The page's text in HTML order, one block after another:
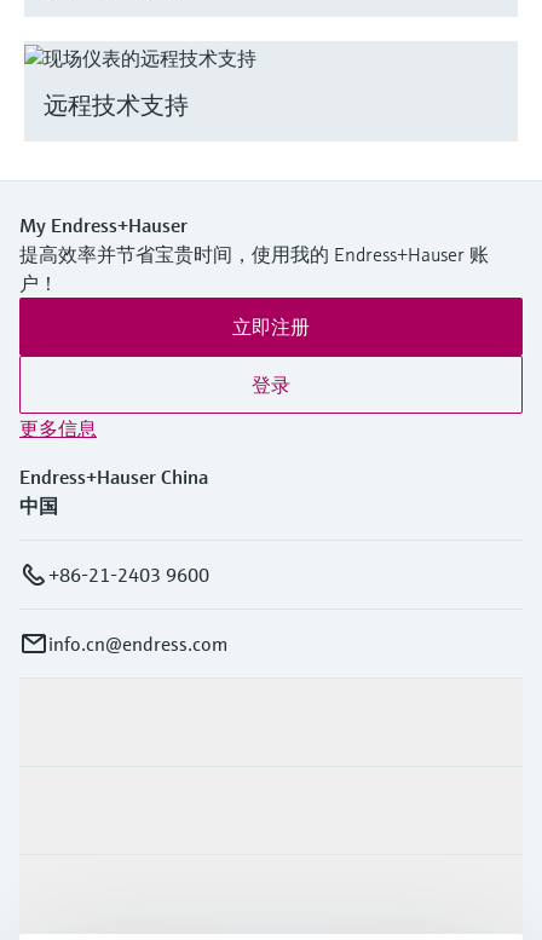
远程技术支持
My Endress+Hauser
提高效率并节省宝贵时间，使用我的 Endress+Hauser 账
户！
立即注册
登录
更多信息
Endress+Hauser China
中国
+86-21-2403 9600
info.cn@endress.com